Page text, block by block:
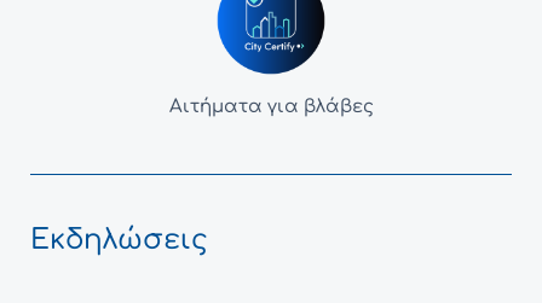
Αιτήματα για βλάβες
Εκδηλώσεις